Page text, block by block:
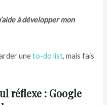
à développer mon
uneto-do list, mais fais
réflexe : Google